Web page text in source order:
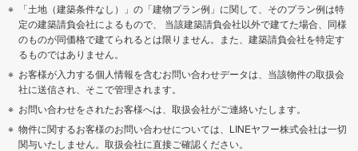
「土地（建築条件なし）」の「建物プラン例」に関して、そのプラン例は特
定の建築請負会社によるもので、 当該建築請負会社以外で建てた場合、同様
のものが同価格で建てられるとは限りません。また、建築請負会社を特定す
るものではありません。
お客様が入力する個人情報を含むお問い合わせデータは、当該物件の取扱会
社に送信され、そこで管理されます。
お問い合わせをされたお客様へは、取扱会社がご連絡いたします。
物件に関するお客様のお問い合わせについては、LINEヤフー株式会社は一切
関与いたしません。取扱会社に直接ご確認ください。